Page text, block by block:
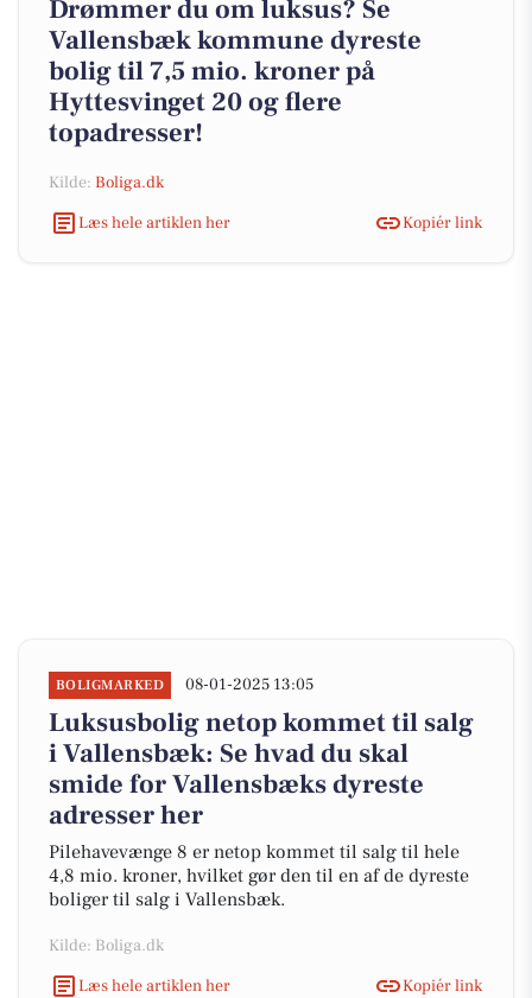
Drømmer du om luksus? Se
Vallensbæk kommune dyreste
bolig til 7,5 mio. kroner på
Hyttesvinget 20 og flere
topadresser!
Kilde: Boliga.dk
Læs hele artiklen her
Kopiér link
BOLIGMARKED 08-01-2025 13:05
Luksusbolig netop kommet til salg
i Vallensbæk: Se hvad du skal
smide for Vallensbæks dyreste
adresser her
Pilehavevænge 8 er netop kommet til salg til hele
4,8 mio. kroner, hvilket gør den til en af de dyreste
boliger til salg i Vallensbæk.
Kilde: Boliga.dk
Læs hele artiklen her
Kopiér link